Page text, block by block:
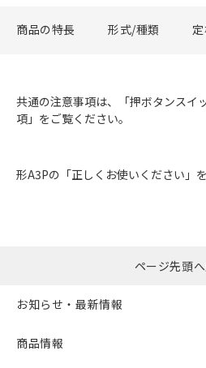
商品の特長 形式/種類
共通の注意事項は、「押ボタンスイ
項」をご覧ください。
形A3Pの「正しくお使いください」
ページ先頭
お知らせ・最新情報
商品情報